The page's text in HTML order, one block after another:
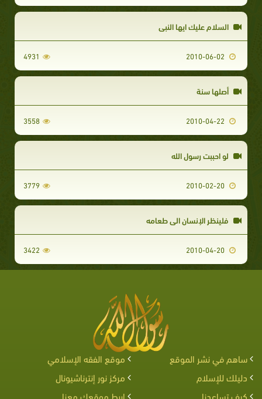
السلام عليك ايها النبي
4931
أصلها سنة
3558
لو احببت رسول الله
3779
فلينظر الإنسان الى طعامه
3422
ساهم في نشر الموقع
موقع الفقه الإسلامي
دليلك للإسلام
مركز نور إنترناشيونال
كيف تساعدنا
اربط موقعك معنا